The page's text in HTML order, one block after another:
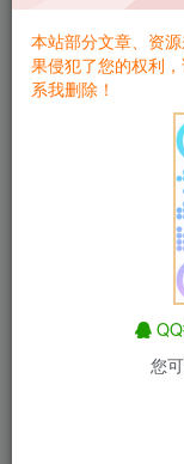
花小雨全解密授
直接上传源码，导
账号admin 密码
本站部分文章、资
果侵犯了您的权利
系我删除！
您